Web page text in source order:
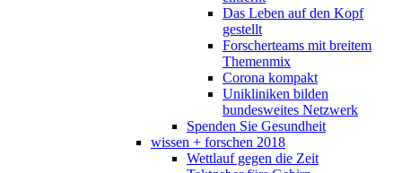
Das Leben auf den Kopf
gestellt
Forscherteams mit breitem
Themenmix
Corona kompakt
Unikliniken bilden
bundesweites Netzwerk
Spenden Sie Gesundheit
wissen + forschen 2018
Wettlauf gegen die Zeit